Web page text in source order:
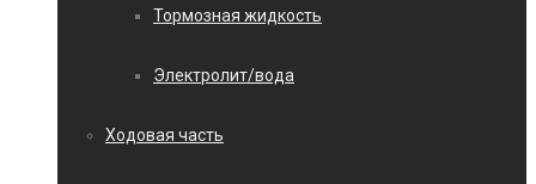
Тормозная жидкость
Электролит/вода
Ходовая часть